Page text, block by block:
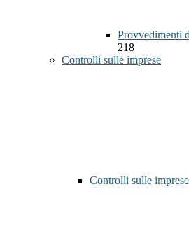
Provvedimenti
218
Controlli sulle imprese
Controlli sulle imprese